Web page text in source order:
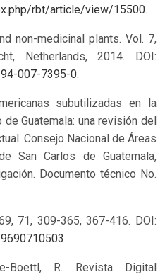
rbt/article/view/15500.
non-medicinal plants. Vol. 7,
Netherlands, 2014. DOI:
007-7395-0.
subutilizadas en la
de Guatemala: una revisión del
Consejo Nacional de Áreas
San Carlos de Guatemala,
Documento técnico No.
71, 309-365, 367-416. DOI:
Boettl, R. Revista Digital